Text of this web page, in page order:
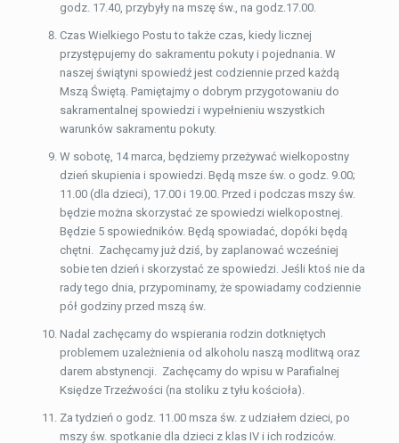
godz. 17.40, przybyły na mszę św., na godz.17.00.
Czas Wielkiego Postu to także czas, kiedy licznej
przystępujemy do sakramentu pokuty i pojednania. W
naszej świątyni spowiedź jest codziennie przed każdą
Mszą Świętą. Pamiętajmy o dobrym przygotowaniu do
sakramentalnej spowiedzi i wypełnieniu wszystkich
warunków sakramentu pokuty.
W sobotę, 14 marca, będziemy przeżywać wielkopostny
dzień skupienia i spowiedzi. Będą msze św. o godz. 9.00;
11.00 (dla dzieci), 17.00 i 19.00. Przed i podczas mszy św.
będzie można skorzystać ze spowiedzi wielkopostnej.
Będzie 5 spowiedników. Będą spowiadać, dopóki będą
chętni. Zachęcamy już dziś, by zaplanować wcześniej
sobie ten dzień i skorzystać ze spowiedzi. Jeśli ktoś nie da
rady tego dnia, przypominamy, że spowiadamy codziennie
pół godziny przed mszą św.
Nadal zachęcamy do wspierania rodzin dotkniętych
problemem uzależnienia od alkoholu naszą modlitwą oraz
darem abstynencji. Zachęcamy do wpisu w Parafialnej
Księdze Trzeźwości (na stoliku z tyłu kościoła).
Za tydzień o godz. 11.00 msza św. z udziałem dzieci, po
mszy św. spotkanie dla dzieci z klas IV i ich rodziców.